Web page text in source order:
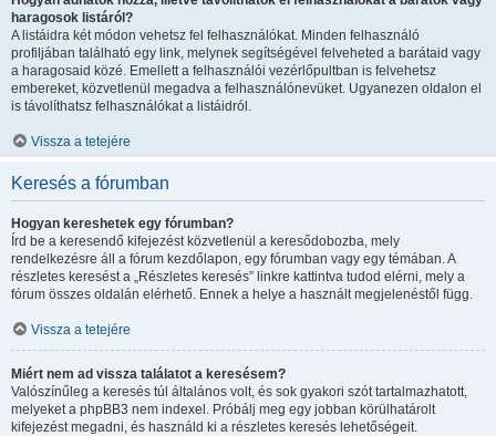
haragosok listáról?
A listáidra két módon vehetsz fel felhasználókat. Minden felhasználó
profiljában található egy link, melynek segítségével felveheted a barátaid vagy
a haragosaid közé. Emellett a felhasználói vezérlőpultban is felvehetsz
embereket, közvetlenül megadva a felhasználónevüket. Ugyanezen oldalon el
is távolíthatsz felhasználókat a listáidról.
Vissza a tetejére
Keresés a fórumban
Hogyan kereshetek egy fórumban?
Írd be a keresendő kifejezést közvetlenül a keresődobozba, mely
rendelkezésre áll a fórum kezdőlapon, egy fórumban vagy egy témában. A
részletes keresést a „Részletes keresés” linkre kattintva tudod elérni, mely a
fórum összes oldalán elérhető. Ennek a helye a használt megjelenéstől függ.
Vissza a tetejére
Miért nem ad vissza találatot a keresésem?
Valószínűleg a keresés túl általános volt, és sok gyakori szót tartalmazhatott,
melyeket a phpBB3 nem indexel. Próbálj meg egy jobban körülhatárolt
kifejezést megadni, és használd ki a részletes keresés lehetőségeit.